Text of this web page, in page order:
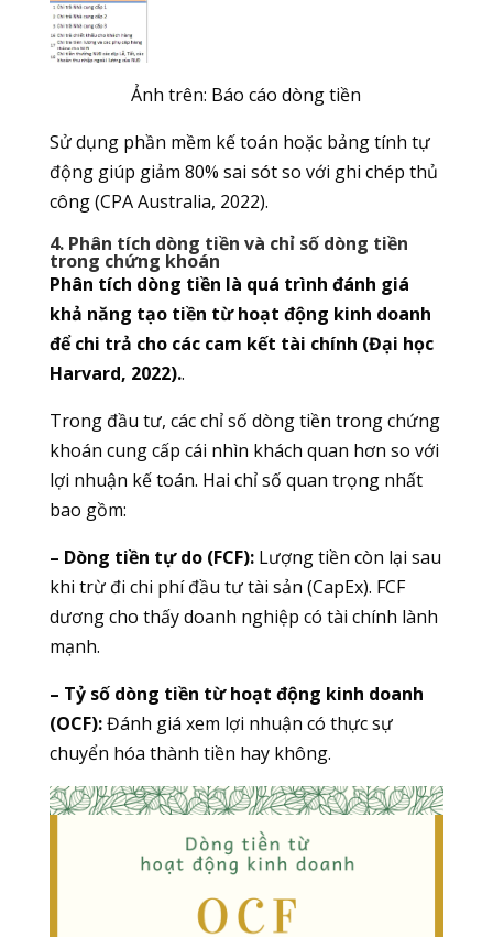
Ảnh trên: Báo cáo dòng tiền
Sử dụng phần mềm kế toán hoặc bảng tính tự
động giúp giảm 80% sai sót so với ghi chép thủ
công (CPA Australia, 2022).
4. Phân tích dòng tiền và chỉ số dòng tiền
trong chứng khoán
Phân tích dòng tiền là quá trình đánh giá
khả năng tạo tiền từ hoạt động kinh doanh
để chi trả cho các cam kết tài chính (Đại học
Harvard, 2022)..
Trong đầu tư, các chỉ số dòng tiền trong chứng
khoán cung cấp cái nhìn khách quan hơn so với
lợi nhuận kế toán. Hai chỉ số quan trọng nhất
bao gồm:
– Dòng tiền tự do (FCF):Lượng tiền còn lại sau
khi trừ đi chi phí đầu tư tài sản (CapEx). FCF
dương cho thấy doanh nghiệp có tài chính lành
mạnh.
– Tỷ số dòng tiền từ hoạt động kinh doanh
(OCF):Đánh giá xem lợi nhuận có thực sự
chuyển hóa thành tiền hay không.